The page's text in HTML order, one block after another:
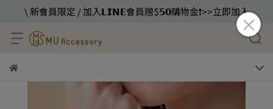
\ 新會員限定 / 加入𝗟𝗜𝗡𝗘會員贈$𝟱𝟬購物金❗️>>立即加入